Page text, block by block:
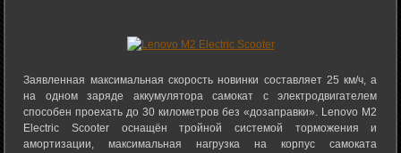
Заявленная максимальная скорость новинки составляет 25 км/ч, а
на одном заряде аккумулятора самокат с электродвигателем
способен проехать до 30 километров без «дозаправки». Lenovo M2
Electric Scooter оснащён тройной системой торможения и
амортизации, максимальная нагрузка на корпус самоката